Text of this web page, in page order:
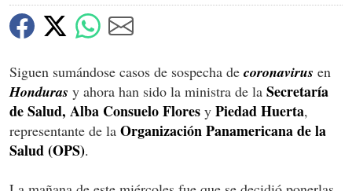
Siguen sumándose casos de sospecha de coronavirus en
Honduras y ahora han sido la ministra de la Secretaría
de Salud, Alba Consuelo Flores y Piedad Huerta,
representante de la Organización Panamericana de la
Salud (OPS).